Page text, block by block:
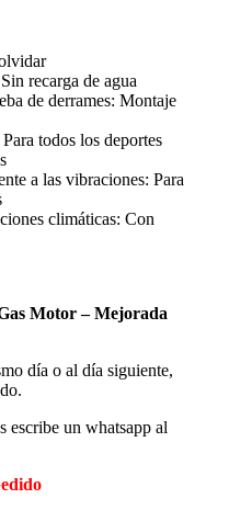
recarga de agua
de derrames: Montaje
todos los deportes
a las vibraciones: Para
climáticas: Con
Motor – Mejorada
día o al día siguiente,
escribe un whatsapp al